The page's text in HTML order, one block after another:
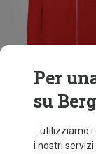
Risparmi 43%
Per
su
...utilizziamo
i nostri